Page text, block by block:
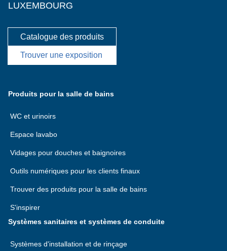
LUXEMBOURG
Catalogue des produits
Trouver une exposition
Produits pour la salle de bains
WC et urinoirs
Espace lavabo
Vidages pour douches et baignoires
Outils numériques pour les clients finaux
Trouver des produits pour la salle de bains
S'inspirer
Systèmes sanitaires et systèmes de conduite
Systèmes d'installation et de rinçage